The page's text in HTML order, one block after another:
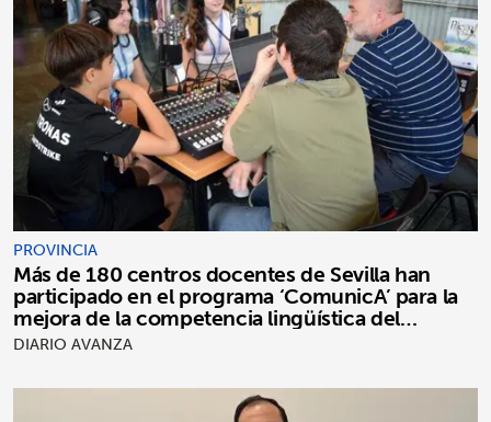
PROVINCIA
Más de 180 centros docentes de Sevilla han
participado en el programa ‘ComunicA’ para la
mejora de la competencia lingüística del
alumnado
DIARIO AVANZA